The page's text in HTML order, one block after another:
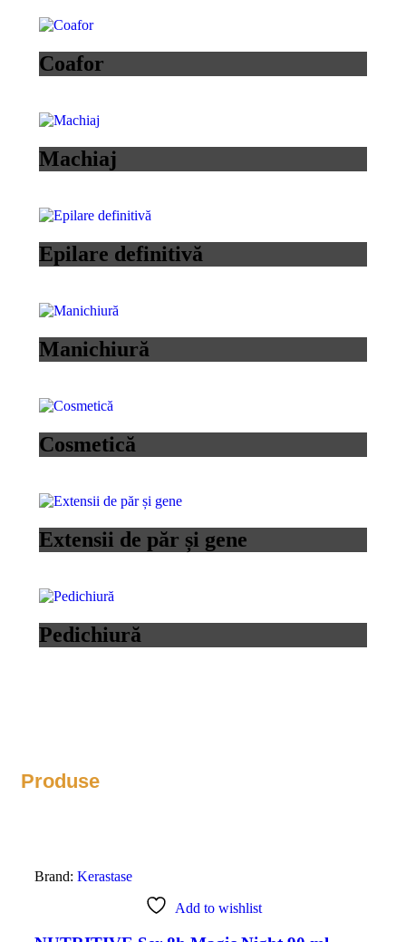
Coafor
Machiaj
Epilare definitivă
Manichiură
Cosmetică
Extensii de păr și gene
Pedichiură
Produse
Brand: Kerastase
Add to wishlist